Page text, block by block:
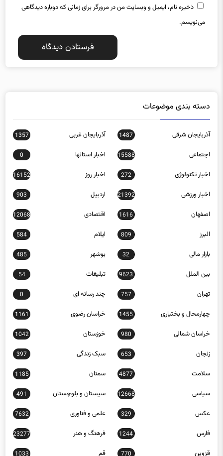
می‌نویسم.
آذربایجان شرقی
اجتماعی 15588 اخبار استانها 0
اخبار تکنولوژی 272 اخبار روز 16152
اخبار ورزشی 21392 اردبیل 903
اصفهان 1616 اقتصادی 12068
البرز 809 ایلام 584
بازار مالی 32 بوشهر 485
بین الملل 9623 تبلیغات 54
تهران 757 چند رسانه ای 0
چهارمحال و بختیاری 1455 خراسان رضوی 1161
خراسان شمالی 980 خوزستان 1042
زنجان 653 سبک زندگی 397
سلامت 4877 سمنان 1185
سیاسی 12668 سیستان و بلوچستان 491
عکس 329 علمی و فناوری 7632
فارس 1244 فرهنگ و هنر 23277
قزوین 770 قم 1033